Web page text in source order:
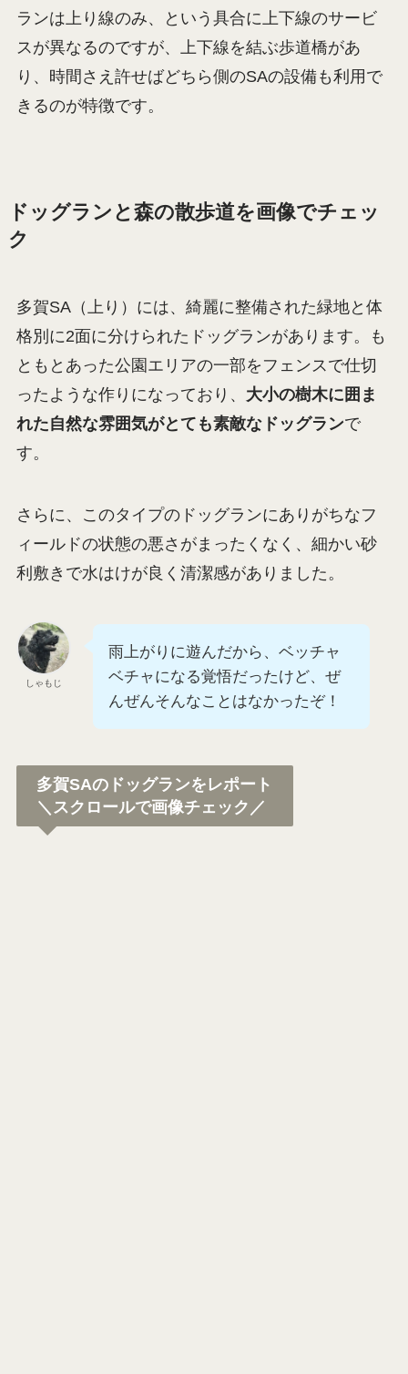
ランは上り線のみ、という具合に上下線のサービ
スが異なるのですが、上下線を結ぶ歩道橋があ
り、時間さえ許せばどちら側のSAの設備も利用で
きるのが特徴です。
ドッグランと森の散歩道を画像でチェッ
ク
多賀SA（上り）には、綺麗に整備された緑地と体
格別に2面に分けられたドッグランがあります。も
ともとあった公園エリアの一部をフェンスで仕切
ったような作りになっており、 大小の樹木に囲ま
れた自然な雰囲気がとても素敵なドッグランで
す。
さらに、このタイプのドッグランにありがちなフ
ィールドの状態の悪さがまったくなく、細かい砂
利敷きで水はけが良く清潔感がありました。
しゃもじ
雨上がりに遊んだから、ベッチャ
ベチャになる覚悟だったけど、ぜ
んぜんそんなことはなかったぞ！
多賀SAのドッグランをレポート
＼スクロールで画像チェック／